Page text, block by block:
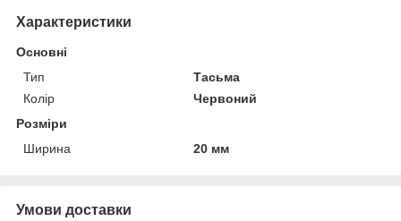
Характеристики
Основні
Тип
Тасьма
Колір
Червоний
Розміри
Ширина
20 мм
Умови доставки